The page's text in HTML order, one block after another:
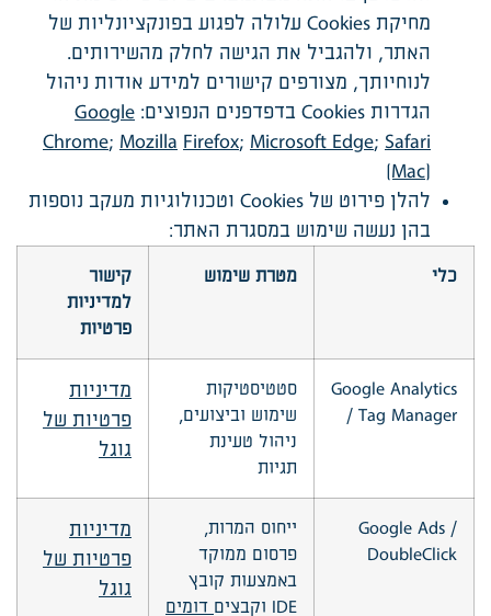
מחיקת Cookies עלולה לפגוע בפונקציונליות של
האתר, ולהגביל את הגישה לחלק מהשירותים.
לנוחיותך, מצורפים קישורים למידע אודות ניהול
הגדרות Cookies בדפדפנים הנפוצים:
Google
Chrome; Mozilla Firefox; Microsoft Edge; Safari
(Mac)
להלן פירוט של Cookies וטכנולוגיות מעקב נוספות
בהן נעשה שימוש במסגרת האתר:
כלי מטרת שימוש
קישור
למדיניות
פרטיות
Google Analytics
/ Tag Manager
סטטיסטיקות
שימוש וביצועים,
ניהול טעינת
תגיות
מדיניות
פרטיות של
גוגל
Google Ads /
DoubleClick
ייחוס המרות,
פרסום ממוקד
באמצעות קובץ
IDE וקבצים
דומים
מדיניות
פרטיות של
גוגל